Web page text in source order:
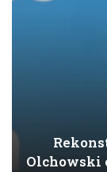
Olchowski